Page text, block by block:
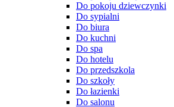
Do pokoju dziewczynki
Do sypialni
Do biura
Do kuchni
Do spa
Do hotelu
Do przedszkola
Do szkoły
Do łazienki
Do salonu